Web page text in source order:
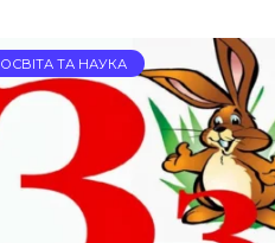
ОСВІТА ТА НАУКА